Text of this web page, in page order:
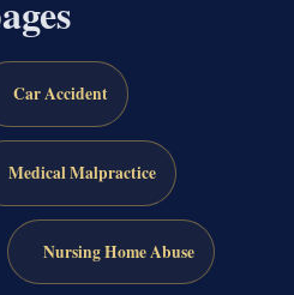
Car Accident
Medical Malpractice
Nursing Home Abuse